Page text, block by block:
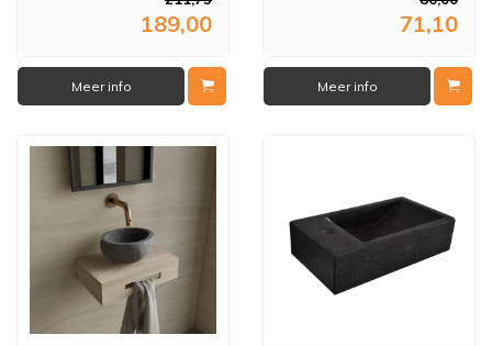
189,00
Meer info
71,10
Meer info